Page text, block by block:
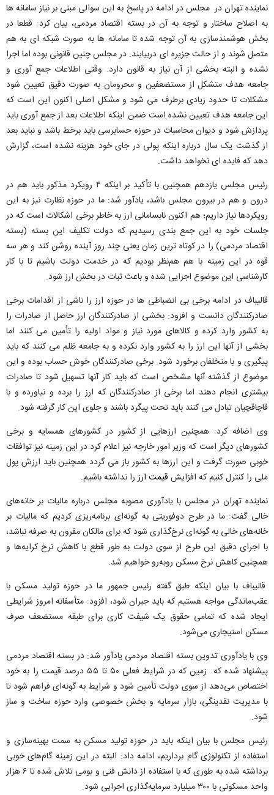
نماینده تهران در مجلس در ادامه در پاسخ به این سوالی مبنی بر نیاز سامانه ها
به اصلاح ساختار و توجه به آن در بسته اقتصاد مردمی، بیان کرد: قطعا در
بخش هوشمندسازی به آن توجه شده تا سامانه ها به صورت شبکه ای به هم
متصل شوند و از حالت جزیره ای دربیایند. در مجلس چنین قانونی بوده اما اجرا
نشده و البته بخشی از آن نیاز به قانون دارد. وقتی اطلاعات جمع آوری و
جامعه هدف متشکل از مستضعفین و محرومان به صورت دقیق تعیین شود
مشکلات تا حدود زیادی برطرف می شود و مشکل اصلی اکنون این است که
این جامعه هدف تعیین نشده است ضمن اینکه اطلاعات بعد از جمع آوری باید
پردازش شود و دیوان محاسبات در حوزه حسابرسی باید برخط باشد و نباید بعد
از گذشت یک سال درباره اینکه پولی در جای خود هزینه نشده است، گزارش
دهد که فایده ای نخواهد داشت.
رئیس مجلس یازدهم همچنین با تأکید بر اینکه ۴ رویکرد مذکور باید هم در
درون و هم در بیرون مجلس باشد، یادآور شد: ما در حوزه نظارت نیز به این
رویکردها نیاز داریم؛ هم اکنون نابسامانی ارز به خاطر برخی اشکالات است که در
جلسات خود به این جمع بندی رسیدیم که دولت تکلیف این بسته (بسته
اقتصاد مردمی) را در کوتاه ترین زمان یعنی چند روز آینده روشن کند و هر سه
قوه در این زمینه با هم هم‌نظر بودیم که در خدمت دولت باشیم تا با کار
کارشناسی این موضوع اجرایی شده و باعث ثبات در بخش ارز شود.
قالیباف در ادامه برخی بی انضباطی ها در حوزه ارز را ناشی از اقدامات برخی
صادرکنندگان دانست و افزود: بخشی از صادرکنندگان ارز حاصل از صادرات را
به کشور وارد کرده و کالاهای مورد نیاز و مواد اولیه را تأمین می کنند اما
بخشی از آنها این ارز را به کشور وارد نکرده و به جامعه ظلم می کنند که باید
پیگیری و با متخلفان برخورد شود. برخی صادرکنندگان خوش حساب بوده و این
موضوع از گذشته آنها مشخص است که باید کار آنها تسهیل شود تا صادرات
بیشتری انجام دهند اما برخی از صادرکنندگان که ارز را برده و نیاورده و با
قاچاقچیان تبادل می کنند باید تحت پیگرد باشند و جلوی این کار گرفته شود.
وی اضافه کرد: همچنین ارزهایی از کشور در کشورهای همسایه و برخی
کشورهای دیگر است که وزیر امور خارجه نیز اعلام کرد در این زمینه نیز توافقات
خوبی صورت گرفت و این ارزها به کشور باز می گردد همچنین باید ارزش پول
ملی را کنترل کنیم که افزایش قیمت ارزرا نداشته باشیم.
نماینده تهران در مجلس با یادآوری مصوبه مجلس درباره مالیات بر خانه‌های
خالی گفت: ما در طرح دوفوریتی به گونه‌ای برنامه‌ریزی کردیم که مالیات بر
خانه‌های خالی به گونه‌ای نرخ‌گذاری شود که برای مالکان مقرون به صرفه نباشد،
با اجرای دقیق این طرح از سوی دولت به طور قطع با کاهش نرخ کرایه‌ها و
همچنین کاهش نرخ مسکن روبه‌رو خواهیم شد.
قالیباف با بیان اینکه طبق گفته رئیس جمهور ما در حوزه تولید مسکن با
عقب‌ماندگی مواجه هستیم که باید جبران شود، افزود: متأسفانه امروز شرایطی
ایجاد شده که تمامی حقوق یک شیفت کاری برای طبقه مستضعف صرف
مسکن استیجاری می‌شود.
وی با یادآوری تدوین بسته اقتصاد مردمی یادآور شد: در بسته اقتصاد مردمی
پیشنهاد شده که زمین که در شرایط فعلی ۵۰ تا ۵۵ درصد قیمت را به خود
اختصاص می‌دهد از سوی دولت تأمین شود و شرایط به گونه‌ای فراهم شود تا
با مدیریت نقدینگی، بازار سرمایه و بخش خصوصی وارد حوزه ساخت و ساز
شود.
رئیس مجلس با بیان اینکه باید در حوزه تولید مسکن به سمت بهینه‌سازی و
استفاده از تکنولوژی گام برداریم، ادامه داد: البته در این زمینه گام‌های خوبی
برداشته شده به طوری که با استفاده از دانش فنی و بومی تلاش شده تا ۶ هزار
واحد مسکونی با ۳۰۰ میلیارد سرمایه‌گذاری اجرایی شود.